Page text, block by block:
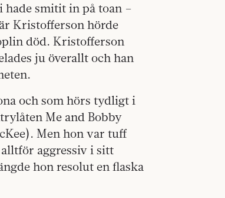
smitit in på toan –
Kristofferson hörde
död. Kristofferson
ju överallt och han
och som hörs tydligt i
Me and Bobby
Men hon var tuff
aggressiv i sitt
hon resolut en flaska